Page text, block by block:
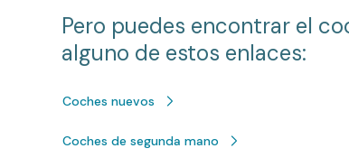
Pero puedes encontrar el
alguno de estos enlaces:
Coches nuevos
Coches de segunda mano